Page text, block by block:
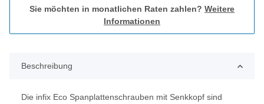
Sie möchten in monatlichen Raten zahlen? Weitere
Informationen
Beschreibung
Die infix Eco Spanplattenschrauben mit Senkkopf sind